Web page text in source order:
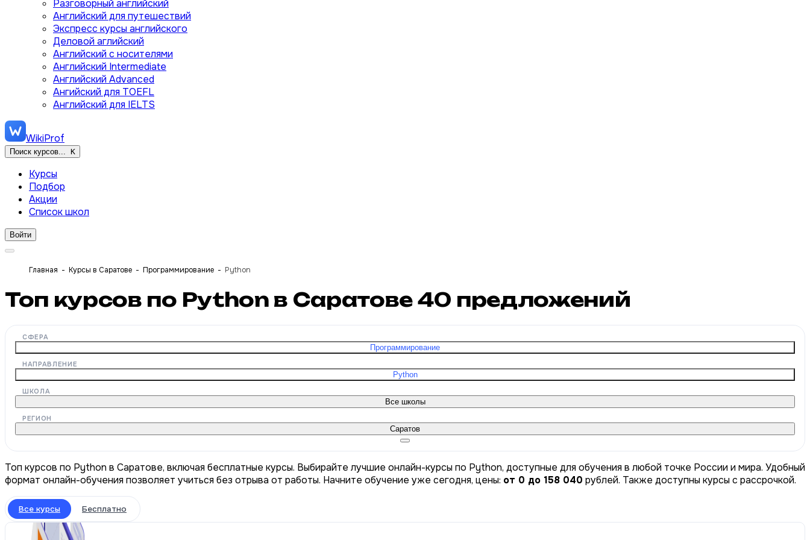
Разговорный английский
Английский для путешествий
Экспресс курсы английского
Деловой аглийский
Английский с носителями
Английский Intermediate
Английский Advanced
Ангийский для TOEFL
Английский для IELTS
WikiProf
Поиск курсов... K
Курсы
Подбор
Акции
Список школ
Войти
Главная Курсы в Саратове Программирование Python
Топ курсов по Python в Саратове 40 предложений
СФЕРА
Программирование
НАПРАВЛЕНИЕ
Python
ШКОЛА
Все школы
РЕГИОН
Саратов
Топ курсов по Python в Саратове, включая бесплатные курсы. Выбирайте лучшие онлайн-курсы по Python, доступные для обучения в любой точке России и мира. Удобный
формат онлайн-обучения позволяет учиться без отрыва от работы. Начните обучение уже сегодня, цены: от 0 до 158 040 рублей. Также доступны курсы с рассрочкой.
Все курсы Бесплатно